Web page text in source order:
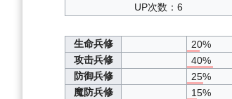
UP次数：6
生命兵修
20%
攻击兵修
40%
防御兵修
25%
魔防兵修
15%